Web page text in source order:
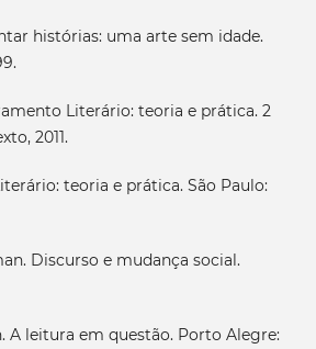
histórias: uma arte sem idade.
Literário: teoria e prática. 2
2011.
teoria e prática. São Paulo:
Discurso e mudança social.
A leitura em questão. Porto Alegre: